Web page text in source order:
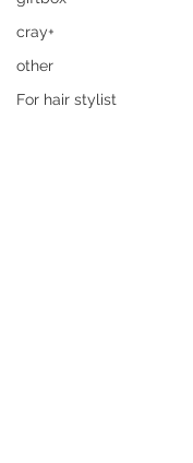
cray+
other
For hair stylist